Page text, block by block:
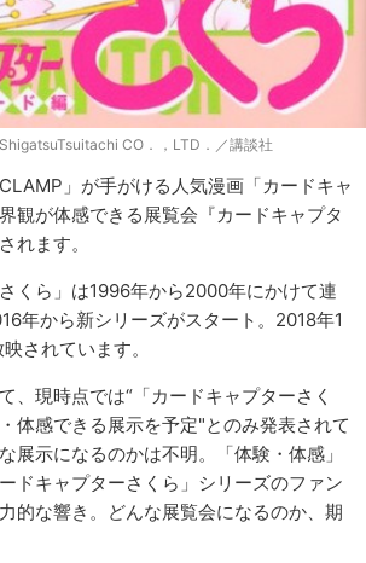
CO．，LTD．／講談社
」が手がける人気漫画「カードキャ
観が体感できる展覧会『カードキャプタ
れます。
くら」は1996年から2000年にかけて連
年から新シリーズがスタート。2018年1
されています。
、現時点では“「カードキャプターさく
体感できる展示を予定"とのみ発表されて
展示になるのかは不明。「体験・体感」
ドキャプターさくら」シリーズのファン
的な響き。どんな展覧会になるのか、期